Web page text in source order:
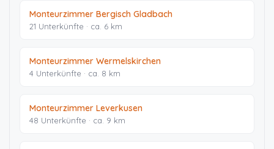
Monteurzimmer Bergisch Gladbach
21 Unterkünfte · ca. 6 km
Monteurzimmer Wermelskirchen
4 Unterkünfte · ca. 8 km
Monteurzimmer Leverkusen
48 Unterkünfte · ca. 9 km